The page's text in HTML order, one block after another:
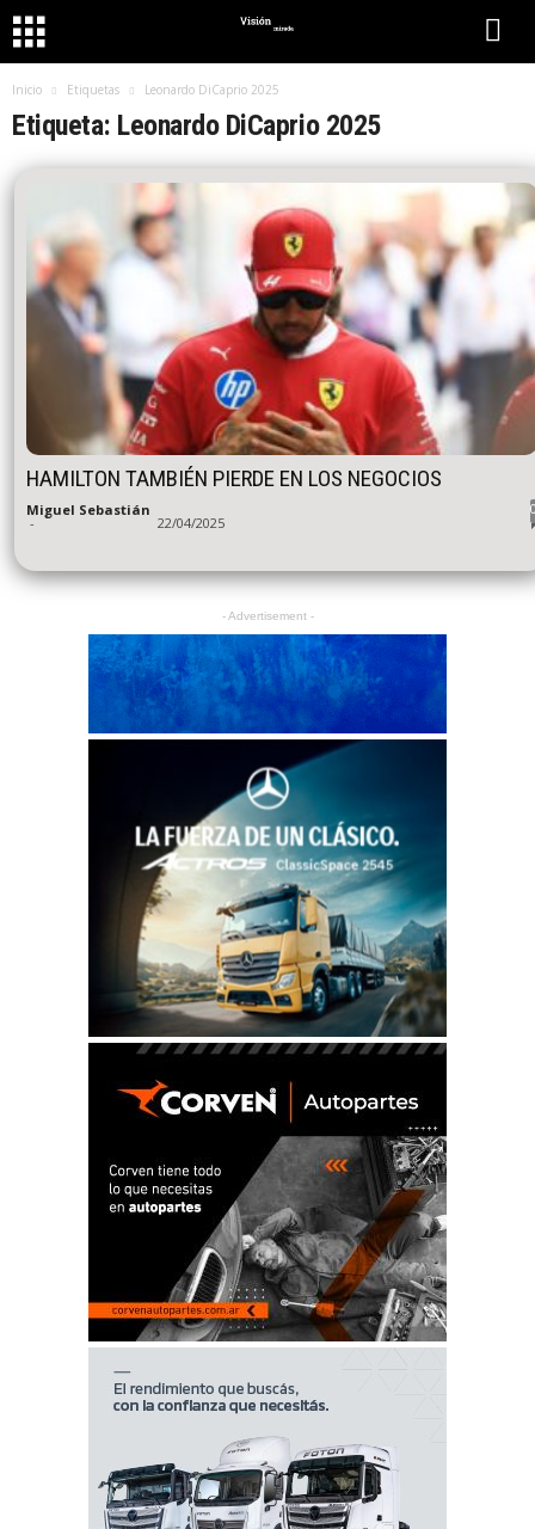
Inicio Etiquetas Leonardo DiCaprio 2025
Etiqueta: Leonardo DiCaprio 2025
HAMILTON TAMBIÉN PIERDE EN LOS NEGOCIOS
Miguel Sebastián
- 22/04/2025
- Advertisement -